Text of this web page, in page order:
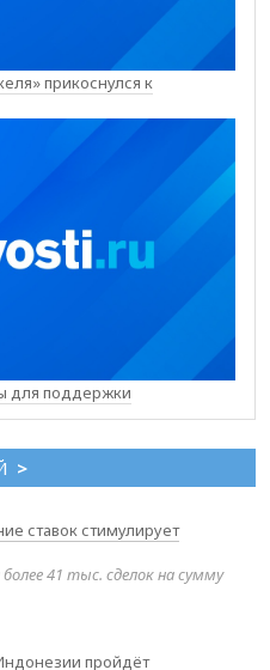
прикоснулся к
для поддержки
>
ставок стимулирует
41 тыс. сделок на сумму
пройдёт